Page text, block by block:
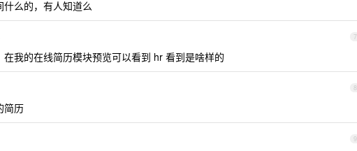
么的，有人知道么
7
我的在线简历模块预览可以看到 hr 看到是啥样的
8
简历
9